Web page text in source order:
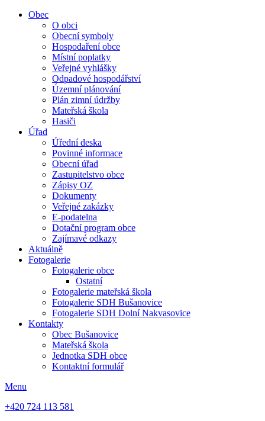
Obec
O obci
Obecní symboly
Hospodaření obce
Místní poplatky
Veřejné vyhlášky
Odpadové hospodářství
Územní plánování
Plán zimní údržby
Mateřská škola
Hasiči
Úřad
Úřední deska
Povinné informace
Obecní úřad
Zastupitelstvo obce
Zápisy OZ
Dokumenty
Veřejné zakázky
E-podatelna
Dotační program obce
Zajímavé odkazy
Aktuálně
Fotogalerie
Fotogalerie obce
Ostatní
Fotogalerie mateřská škola
Fotogalerie SDH Bušanovice
Fotogalerie SDH Dolní Nakvasovice
Kontakty
Obec Bušanovice
Mateřská škola
Jednotka SDH obce
Kontaktní formulář
Menu
+420 724 113 581